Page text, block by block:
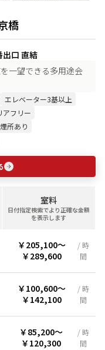
橋
出口 直結
一望できる多用途会
エレベーター3基以上
アフリー
所あり
室料
日付指定検索でより正確な金額
を表示します
￥205,100〜
￥289,600
/ 時
間
￥100,600〜
￥142,100
/ 時
間
￥85,200〜
￥120,300
/ 時
間